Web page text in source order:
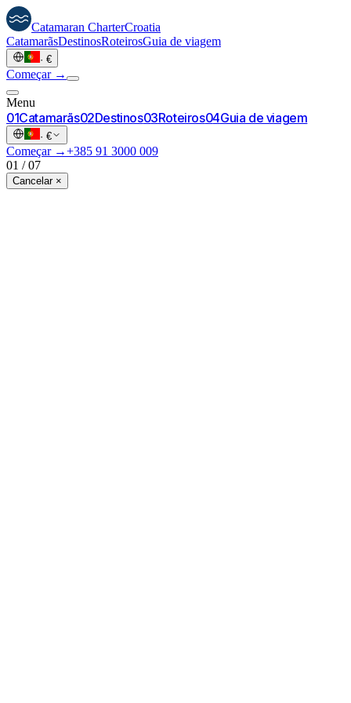
Catamaran CharterCroatia
CatamarãsDestinosRoteirosGuia de viagem
· €
Começar →
Menu
01Catamarãs02Destinos03Roteiros04Guia de viagem
· €
Começar →+385 91 3000 009
01 / 07
Cancelar ×